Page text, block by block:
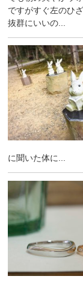
ですがすぐ左のひ
抜群にいいの...
に聞いた体に...